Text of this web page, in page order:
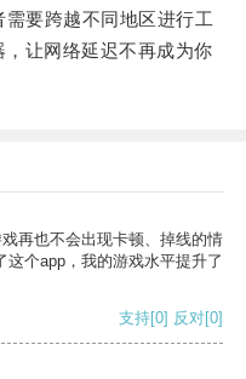
要跨越不同地区进行工
让网络延迟不再成为你
再也不会出现卡顿、掉线的情
个app，我的游戏水平提升了
支持[0] 反对[0]